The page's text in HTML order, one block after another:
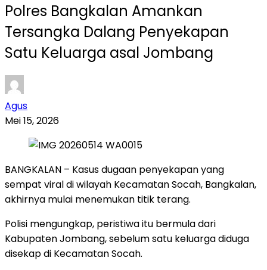
Polres Bangkalan Amankan
Tersangka Dalang Penyekapan
Satu Keluarga asal Jombang
Agus
Mei 15, 2026
BANGKALAN – Kasus dugaan penyekapan yang
sempat viral di wilayah Kecamatan Socah, Bangkalan,
akhirnya mulai menemukan titik terang.
Polisi mengungkap, peristiwa itu bermula dari
Kabupaten Jombang, sebelum satu keluarga diduga
disekap di Kecamatan Socah.